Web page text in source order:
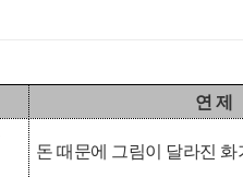
연 제
돈 때문에 그림이 달라진 화